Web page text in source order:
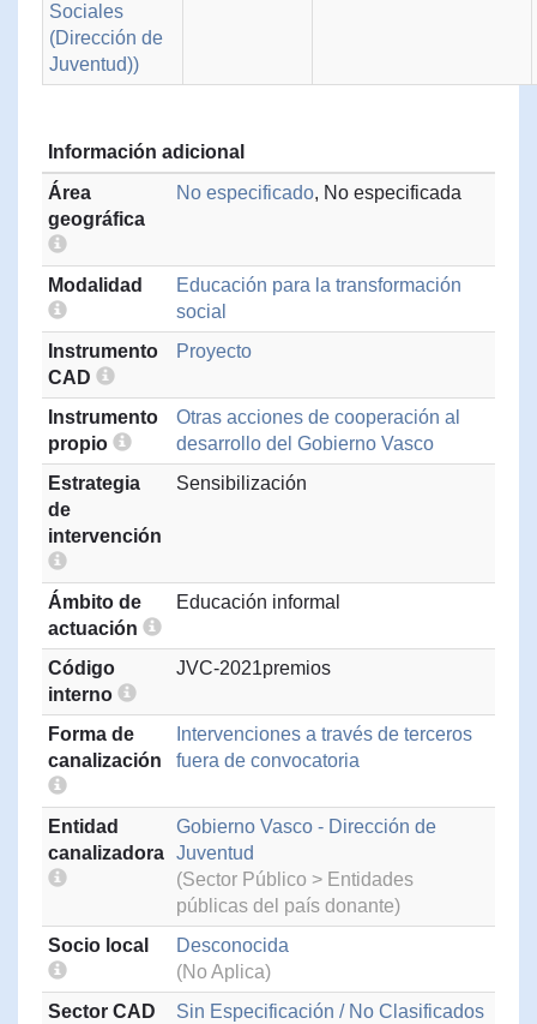
Sociales
(Dirección de
Juventud))
Información adicional
Área
geográfica
No especificado, No especificada
Modalidad
Educación para la transformación
social
Instrumento
CAD
Proyecto
Instrumento
propio
Otras acciones de cooperación al
desarrollo del Gobierno Vasco
Estrategia
de
intervención
Sensibilización
Ámbito de
actuación
Educación informal
Código
interno
JVC-2021premios
Forma de
canalización
Intervenciones a través de terceros
fuera de convocatoria
Entidad
canalizadora
Gobierno Vasco - Dirección de
Juventud
(Sector Público > Entidades
públicas del país donante)
Socio local
Desconocida
(No Aplica)
Sector CAD
Sin Especificación / No Clasificados